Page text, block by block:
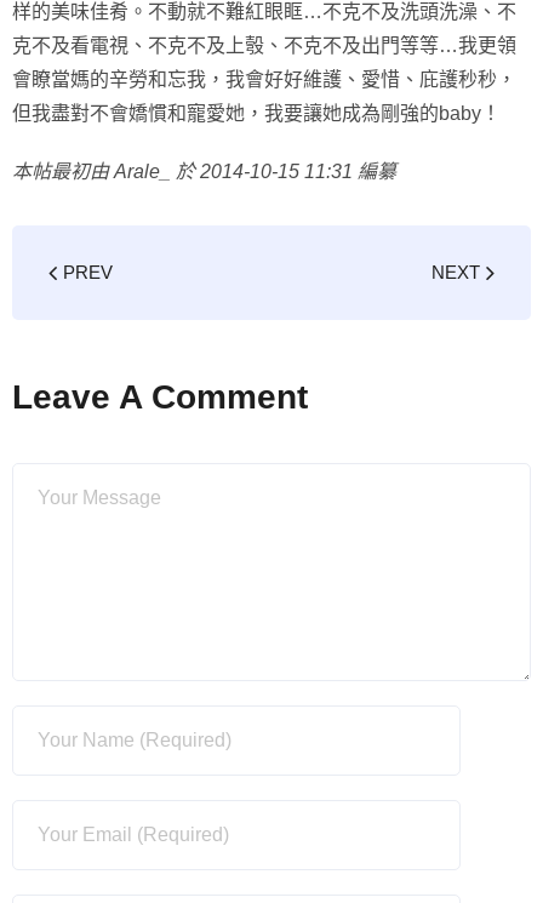
样的美味佳肴。不動就不難紅眼眶…不克不及洗頭洗澡、不
克不及看電視、不克不及上彀、不克不及出門等等…我更領
會瞭當媽的辛勞和忘我，我會好好維護、愛惜、庇護秒秒，
但我盡對不會嬌慣和寵愛她，我要讓她成為剛強的baby！
本帖最初由 Arale_ 於 2014-10-15 11:31 編纂
PREV NEXT
Leave A Comment